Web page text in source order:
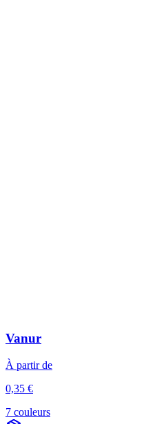
Vanur
À partir de
0,35 €
7 couleurs